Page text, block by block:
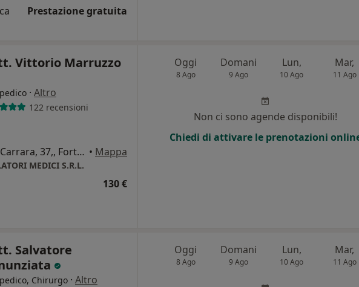
Prestazione gratuita
Vittorio Marruzzo
· Altro
122 recensioni
Via Padre Ignazio da Carrara, 37,, Forte dei Marmi • Mappa
MEDICI S.R.L.
130 €
Oggi
8 Ago
Domani
9 Ago
Lun,
10 Ago
Mar,
11 Ago
Non ci sono agende disponibili!
Chiedi di attivare le prenotazioni
Salvatore
Chirurgo · Altro
Oggi
8 Ago
Domani
9 Ago
Lun,
10 Ago
Mar,
11 Ago